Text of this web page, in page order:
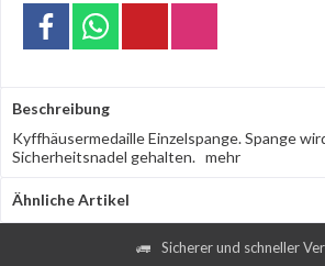
Beschreibung
Kyffhäusermedaille Einzelspange. Spange
Sicherheitsnadel gehalten. mehr
Ähnliche Artikel
Sicherer und schneller